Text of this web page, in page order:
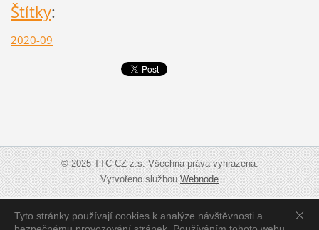
Štítky:
2020-09
Tyto stránky používají cookies k analýze návštěvnosti a
© 2025 TTC CZ z.s. Všechna práva vyhrazena.
Vytvořeno službouWebnode
Zobrazit:Mobilní verzi|Standardní verzi